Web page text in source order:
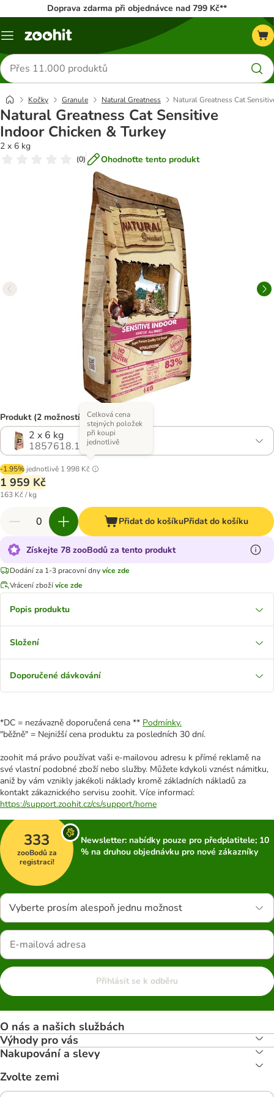
Doprava zdarma při objednávce nad 799 Kč**
Menu
Hledat
produkty
Kočky Granule Natural Greatness Natural Greatness Cat
Natural Greatness Cat Sensitive
Indoor Chicken & Turkey
2 x 6 kg
(0) Ohodnoťte tento produkt
Produkt (2 možností)
2 x 6 kg
1857618.1
-1.95% jednotlivě 1 998 Kč
Celková cena
stejných položek
při koupi
jednotlivě
1 959 Kč
163 Kč / kg
Přidat do košíkuPřidat do košíku
Získejte 78 zooBodů za tento produkt
Dodání za 1-3 pracovní dnyvíce zde
Vrácení zbožívíce zde
Popis produktu
Složení
Doporučené dávkování
*DC = nezávazně doporučená cena ** Podmínky.
"běžně" = Nejnižší cena produktu za posledních 30 dní.
zoohit má právo používat vaši e-mailovou adresu k přímé reklamě na
své vlastní podobné zboží nebo služby. Můžete kdykoli vznést námitku,
aniž by vám vznikly jakékoli náklady kromě základních nákladů za
kontakt zákaznického servisu zoohit. Více informací:
https://support.zoohit.cz/cs/support/home
333
zooBodů za
registraci!
Newsletter: nabídky pouze pro předplatitele; 10
% na druhou objednávku pro nové zákazníky
Vyberte prosím alespoň jednu možnost
Přihlásit se k odběru
O nás a našich službách
Výhody pro vás
Nakupování a slevy
Zvolte zemi